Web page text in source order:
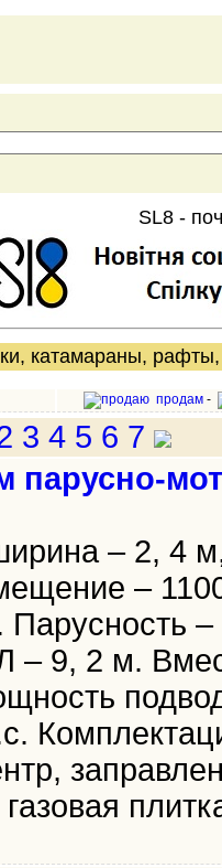
SL8 -
катамараны,
продам -
3 4 5 6 7
парусно-
– 2, 4
– 1100
Парусность
– 9, 2 м.